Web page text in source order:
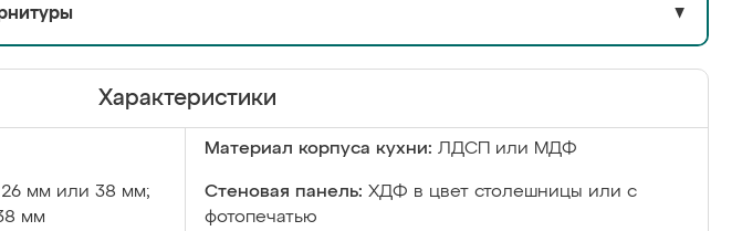
▼
Характеристики
Материал корпуса кухни: ЛДСП или МДФ
26 мм или 38 мм;
мм
Стеновая панель: ХДФ в цвет столешницы или с
фотопечатью